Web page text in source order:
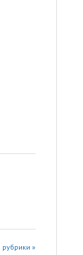
рубрики »